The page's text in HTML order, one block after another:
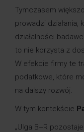
Tymczasem
prowadzi działania,
działalności
to nie korzysta z
W efekcie firmy te
podatkowe, które
na dalszy rozwój.
W tym kontekście
„Ulga B+R